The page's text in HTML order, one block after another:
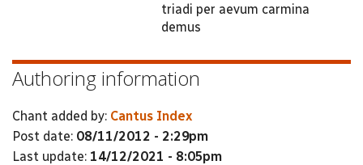
triadi per aevum carmina
demus
Authoring information
Chant added by: Cantus Index
Post date: 08/11/2012 - 2:29pm
Last update: 14/12/2021 - 8:05pm